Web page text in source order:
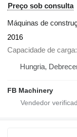
Preço sob consulta
Máquinas de
2016
Capacidade de carga
Hungria,
FB Machinery